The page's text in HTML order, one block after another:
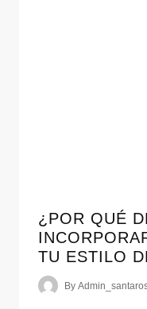
¿POR QUÉ
TU ESTILO
By